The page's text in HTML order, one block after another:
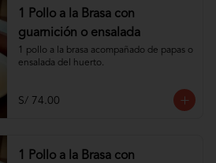
1 Pollo a la Brasa con
guarnición o ensalada
1 pollo a la brasa acompañado de papas o
ensalada del huerto.
S/ 74.00
1 Pollo a la Brasa con